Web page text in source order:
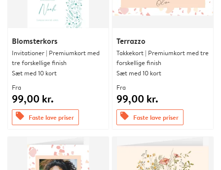
Blomsterkors
Invitationer | Premiumkort med
tre forskellige finish
Sæt med 10 kort
Fra
99,00 kr.
offers Faste lave priser
Terrazzo
Takkekort | Premiumkort med tre
forskellige finish
Sæt med 10 kort
Fra
99,00 kr.
offers Faste lave priser